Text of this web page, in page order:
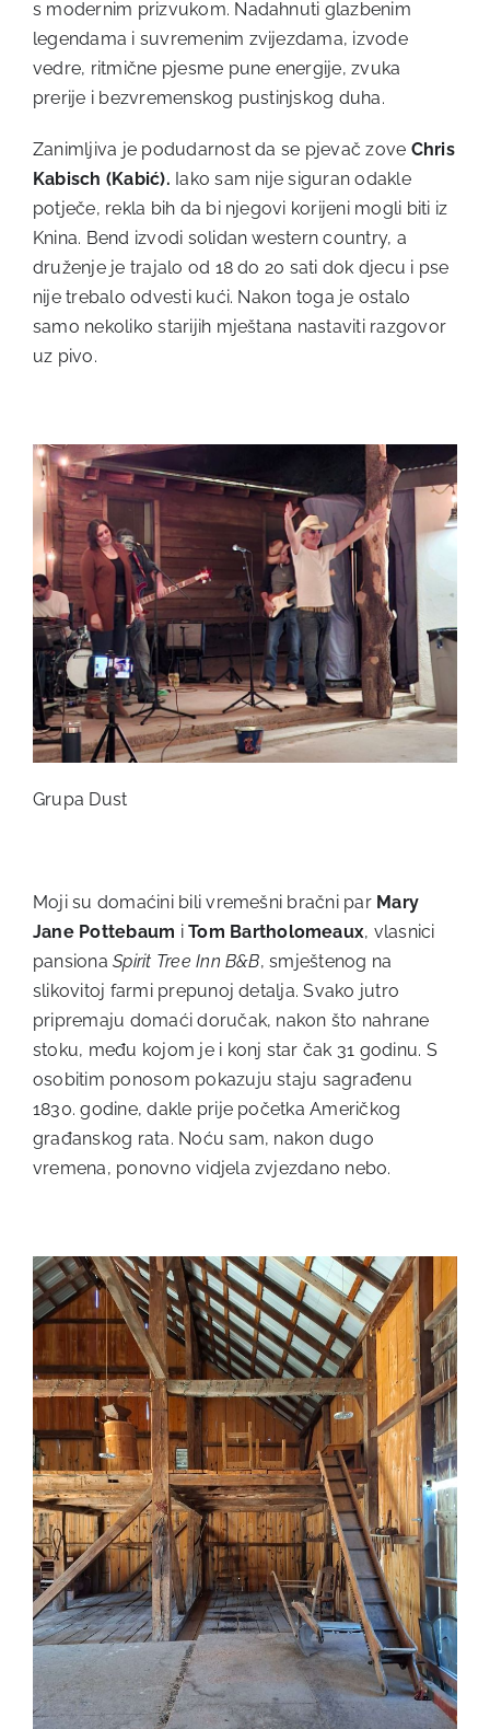
s modernim prizvukom. Nadahnuti glazbenim
legendama i suvremenim zvijezdama, izvode
vedre, ritmične pjesme pune energije, zvuka
prerije i bezvremenskog pustinjskog duha.
Zanimljiva je podudarnost da se pjevač zove Chris
Kabisch (Kabić). Iako sam nije siguran odakle
potječe, rekla bih da bi njegovi korijeni mogli biti iz
Knina. Bend izvodi solidan western country, a
druženje je trajalo od 18 do 20 sati dok djecu i pse
nije trebalo odvesti kući. Nakon toga je ostalo
samo nekoliko starijih mještana nastaviti razgovor
uz pivo.
Grupa Dust
Moji su domaćini bili vremešni bračni par Mary
Jane Pottebaum iTom Bartholomeaux, vlasnici
pansionaSpirit Tree Inn B&B, smještenog na
slikovitoj farmi prepunoj detalja. Svako jutro
pripremaju domaći doručak, nakon što nahrane
stoku, među kojom je i konj star čak 31 godinu. S
osobitim ponosom pokazuju staju sagrađenu
1830. godine, dakle prije početka Američkog
građanskog rata. Noću sam, nakon dugo
vremena, ponovno vidjela zvjezdano nebo.